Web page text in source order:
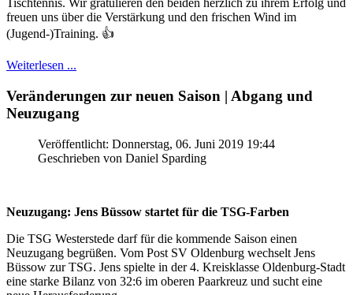
Tischtennis. Wir gratulieren den beiden herzlich zu ihrem Erfolg und
freuen uns über die Verstärkung und den frischen Wind im
(Jugend-)Training. 👍
Weiterlesen ...
Veränderungen zur neuen Saison | Abgang und
Neuzugang
Veröffentlicht: Donnerstag, 06. Juni 2019 19:44
Geschrieben von Daniel Sparding
Neuzugang: Jens Büssow startet für die TSG-Farben
Die TSG Westerstede darf für die kommende Saison einen
Neuzugang begrüßen. Vom Post SV Oldenburg wechselt Jens
Büssow zur TSG. Jens spielte in der 4. Kreisklasse Oldenburg-Stadt
eine starke Bilanz von 32:6 im oberen Paarkreuz und sucht eine